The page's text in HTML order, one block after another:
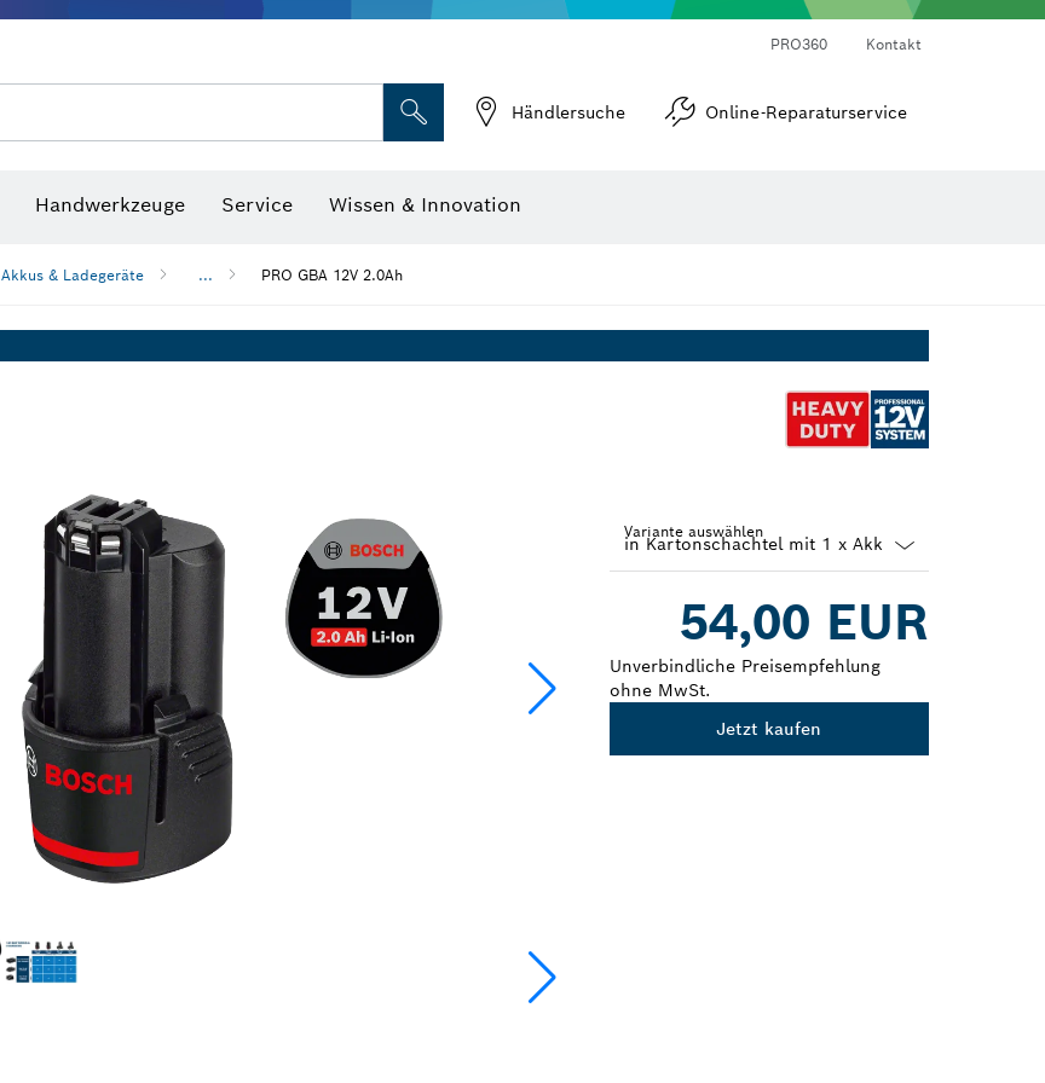
PRO360 Kontakt
Händlersuche Online-Reparaturservice
Handwerkzeuge Service Wissen & Innovation
Akkus & Ladegeräte ... PRO GBA 12V 2.0Ah
Variante auswählen
54,00 EUR
Unverbindliche Preisempfehlung
ohne MwSt.
Jetzt kaufen